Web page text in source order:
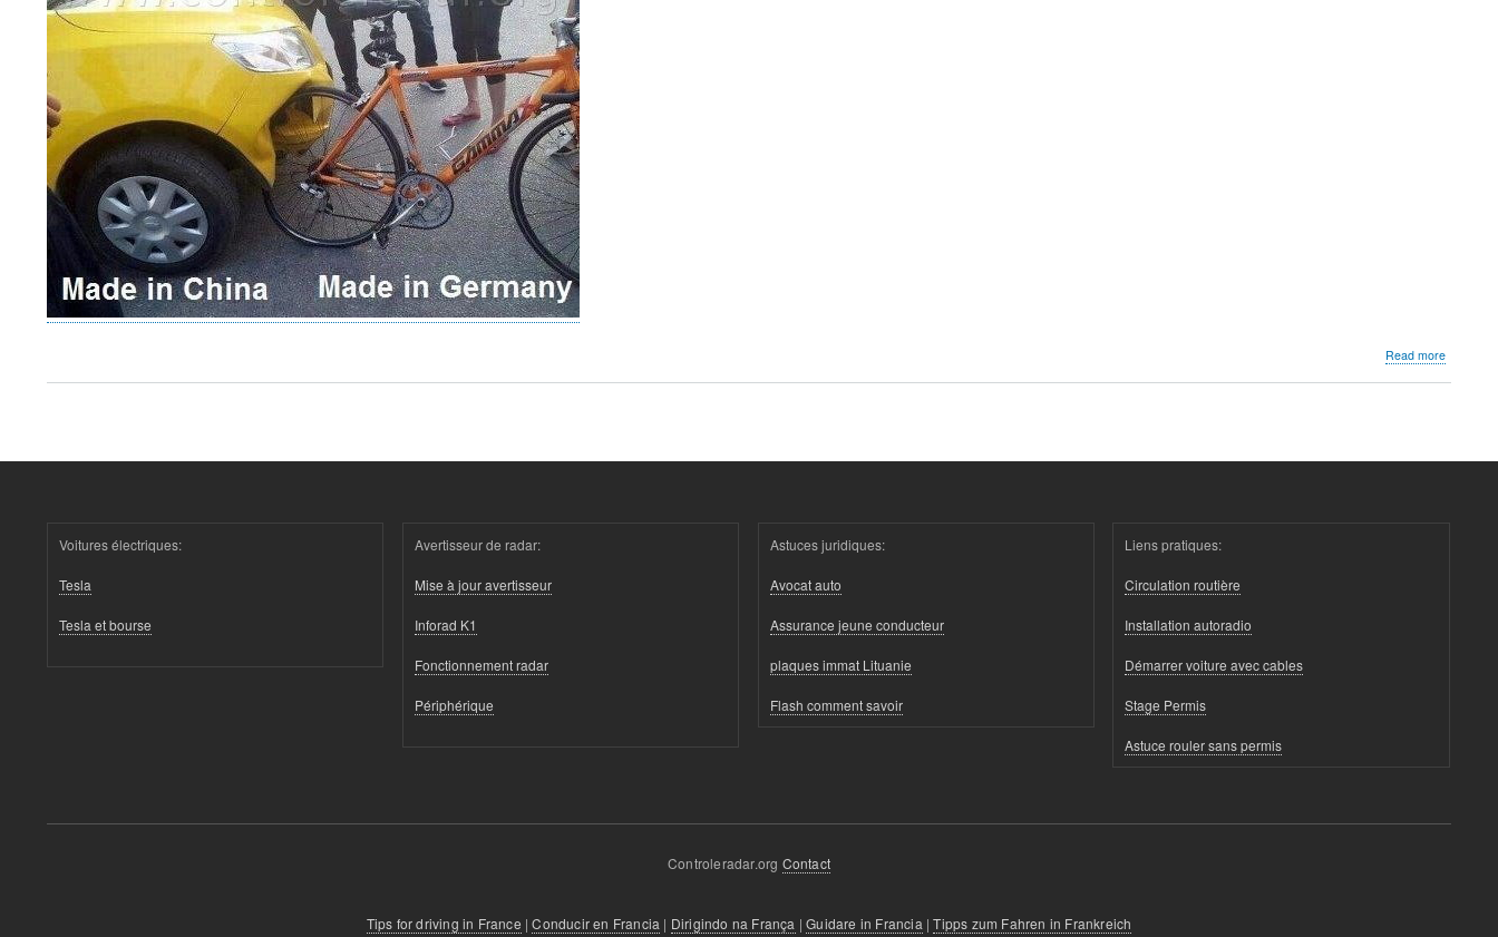
Read moreabout
Voitures électriques:
Tesla
Tesla et bourse
Avertisseur de radar:
Mise à jour avertisseur
Inforad K1
Fonctionnement radar
Périphérique
Astuces juridiques:
Avocat auto
Assurance jeune conducteur
plaques immat Lituanie
Flash comment savoir
Liens pratiques:
Circulation routière
Installation autoradio
Démarrer voiture avec cables
Stage Permis
Astuce rouler sans permis
Controleradar.org Contact
Tips for driving in France |Conducir en Francia | Dirigindo na França |Guidare in Francia |Tipps zum Fahren in Frankreich